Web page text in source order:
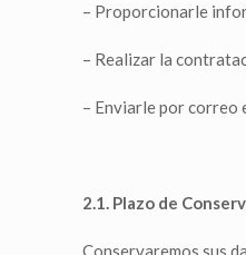
– Proporcionarle
– Realizar la
– Enviarle por correo
2.1. Plazo de
Conservaremos sus